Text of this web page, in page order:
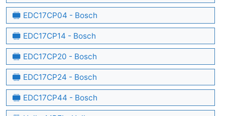
EDC17CP04 - Bosch
EDC17CP14 - Bosch
EDC17CP20 - Bosch
EDC17CP24 - Bosch
EDC17CP44 - Bosch